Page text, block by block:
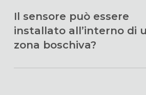
realmente presente all’interno
d’azione. Chiaramente, luoghi
trasporto eolico potranno avere
Il sensore può essere
installato all’interno di
zona boschiva?